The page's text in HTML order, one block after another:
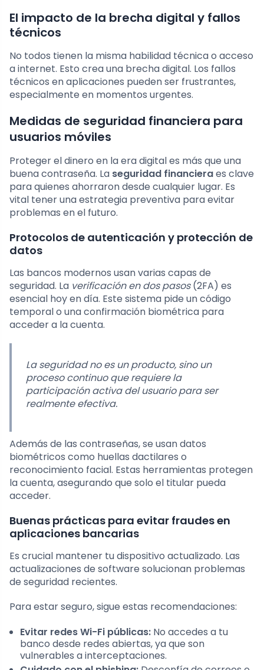
El impacto de la brecha digital y fallos
técnicos
No todos tienen la misma habilidad técnica o acceso
a internet. Esto crea una brecha digital. Los fallos
técnicos en aplicaciones pueden ser frustrantes,
especialmente en momentos urgentes.
Medidas de seguridad financiera para
usuarios móviles
Proteger el dinero en la era digital es más que una
buena contraseña. La seguridad financieraes clave
para quienes ahorraron desde cualquier lugar. Es
vital tener una estrategia preventiva para evitar
problemas en el futuro.
Protocolos de autenticación y protección de
datos
Las bancos modernos usan varias capas de
seguridad. La verificación en dos pasos(2FA) es
esencial hoy en día. Este sistema pide un código
temporal o una confirmación biométrica para
acceder a la cuenta.
La seguridad no es un producto, sino un
proceso continuo que requiere la
participación activa del usuario para ser
realmente efectiva.
Además de las contraseñas, se usan datos
biométricos como huellas dactilares o
reconocimiento facial. Estas herramientas protegen
la cuenta, asegurando que solo el titular pueda
acceder.
Buenas prácticas para evitar fraudes en
aplicaciones bancarias
Es crucial mantener tu dispositivo actualizado. Las
actualizaciones de software solucionan problemas
de seguridad recientes.
Para estar seguro, sigue estas recomendaciones:
Evitar redes Wi-Fi públicas: No accedes a tu
banco desde redes abiertas, ya que son
vulnerables a interceptaciones.